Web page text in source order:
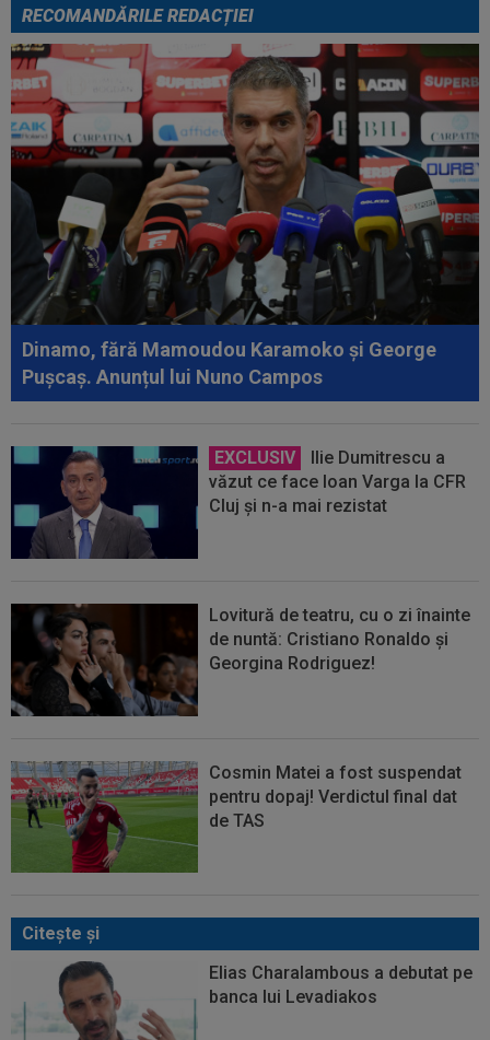
RECOMANDĂRILE REDACȚIEI
Dinamo, fără Mamoudou Karamoko și George
Pușcaș. Anunțul lui Nuno Campos
EXCLUSIV
Ilie Dumitrescu a
văzut ce face Ioan Varga la CFR
Cluj și n-a mai rezistat
Lovitură de teatru, cu o zi înainte
de nuntă: Cristiano Ronaldo și
Georgina Rodriguez!
Cosmin Matei a fost suspendat
pentru dopaj! Verdictul final dat
de TAS
Citeşte şi
Elias Charalambous a debutat pe
banca lui Levadiakos